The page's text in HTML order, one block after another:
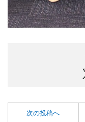
次の投稿へ